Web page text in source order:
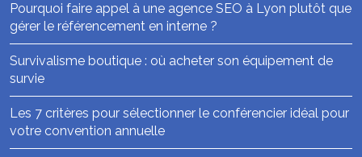
Pourquoi faire appel à une agence SEO à Lyon plutôt que
gérer le référencement en interne ?
Survivalisme boutique : où acheter son équipement de
survie
Les 7 critères pour sélectionner le conférencier idéal pour
votre convention annuelle